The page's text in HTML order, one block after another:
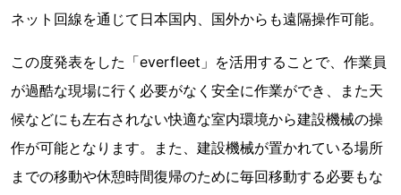
ネット回線を通じて日本国内、国外からも遠隔操作可能。
この度発表をした「everfleet」を活用することで、作業員
が過酷な現場に行く必要がなく安全に作業ができ、また天
候などにも左右されない快適な室内環境から建設機械の操
作が可能となります。また、建設機械が置かれている場所
までの移動や休憩時間復帰のために毎回移動する必要もな